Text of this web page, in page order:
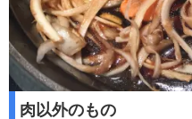
肉以外のもの